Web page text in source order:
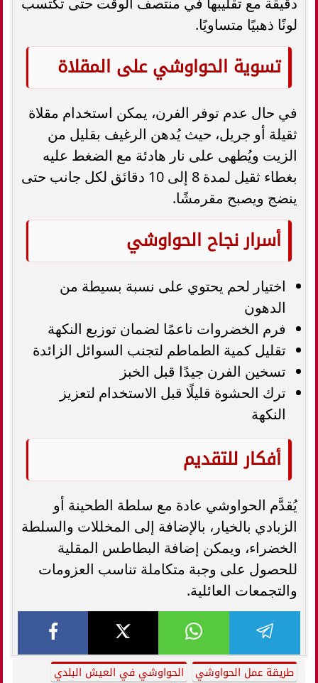
لونًا ذهبيًا متساويًا.
تسوية الحواوشي على المقلاة
في حال عدم توفر الفرن، يمكن استخدام مقلاة
ثقيلة أو جريل، حيث يُدهن الرغيف بقليل من
الزيت ويُطهى على نار هادئة مع الضغط عليه
بغطاء ثقيل لمدة 8 إلى 10 دقائق لكل جانب حتى
ينضج ويصبح مقرمشًا.
أسرار نجاح الحواوشي
اختيار لحم يحتوي على نسبة بسيطة من
الدهون
فرم الخضروات ناعمًا لضمان توزيع النكهة
تقليل كمية الطماطم لتجنب السوائل الزائدة
تسخين الفرن جيدًا قبل الخبز
ترك الحشوة قليلًا قبل الاستخدام لتعزيز
النكهة
أفكار للتقديم
يُقدَّم الحواوشي عادة مع سلطة الطحينة أو
الزبادي بالخيار، بالإضافة إلى المخللات والسلطة
الخضراء، ويمكن إضافة البطاطس المقلية
للحصول على وجبة متكاملة تناسب العزومات
والتجمعات العائلية.
طريقة عمل الحواوشي
الحواوشي في العيش البلدي